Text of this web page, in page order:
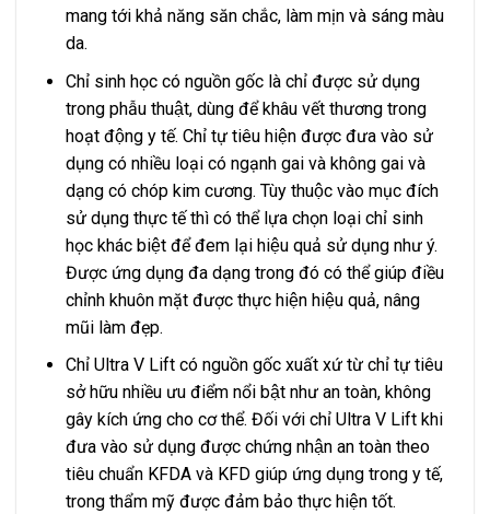
mang tới khả năng săn chắc, làm mịn và sáng màu
da.
Chỉ sinh học có nguồn gốc là chỉ được sử dụng
trong phẫu thuật, dùng để khâu vết thương trong
hoạt động y tế. Chỉ tự tiêu hiện được đưa vào sử
dụng có nhiều loại có ngạnh gai và không gai và
dạng có chóp kim cương. Tùy thuộc vào mục đích
sử dụng thực tế thì có thể lựa chọn loại chỉ sinh
học khác biệt để đem lại hiệu quả sử dụng như ý.
Được ứng dụng đa dạng trong đó có thể giúp điều
chỉnh khuôn mặt được thực hiện hiệu quả, nâng
mũi làm đẹp.
Chỉ Ultra V Lift có nguồn gốc xuất xứ từ chỉ tự tiêu
sở hữu nhiều ưu điểm nổi bật như an toàn, không
gây kích ứng cho cơ thể. Đối với chỉ Ultra V Lift khi
đưa vào sử dụng được chứng nhận an toàn theo
tiêu chuẩn KFDAvà KFD giúp ứng dụng trong y tế,
trong thẩm mỹ được đảm bảo thực hiện tốt.